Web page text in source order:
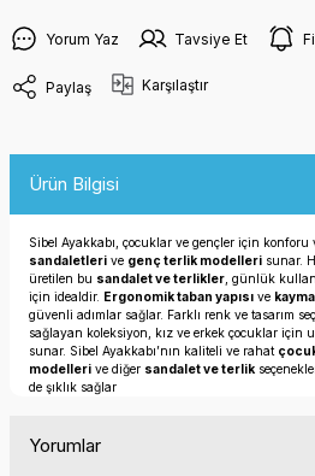
Yorum Yaz Tavsiye Et
Paylaş Karşılaştır
Ürün Bilgisi
Sibel Ayakkabı, çocuklar ve gençler için konforu
sandaletleri ve genç terlik modelleri sunar.
üretilen bu sandalet ve terlikler , günlük
için idealdir. Ergonomik taban yapısı ve
güvenli adımlar sağlar. Farklı renk ve tasarım
sağlayan koleksiyon, kız ve erkek çocuklar için
sunar. Sibel Ayakkabı’nın kaliteli ve rahat
modelleri ve diğer sandalet ve terlik
de şıklık sağlar
Yorumlar